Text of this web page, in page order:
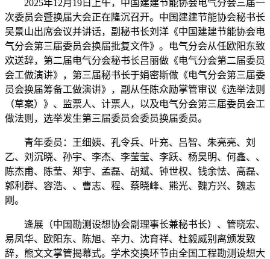
2025年12月19日上午，中国建建节能协会电气分会三届一
次委员会暨换届大会正在隆沉召开。中国建建节能协会秘书长
吴景山出席会议并讲话，副秘书长刘洋《中国建建节能协会电
气分会第三届委员会换届批复文件》。电气分会从任欧阳东致
欢送辞，第二届电气分会秘书长吕丽做《电气分会第二届委员
会工做演讲》，第三届秘书长于娟密斯做《电气分会第三届委
员会换届筹备工做演讲》，副从任陈众励掌管审议《选举法则
（草案）》、监票人、计票人，以及电气分会第三届委员会工
做法则，选举发生第三届委员会委员换届委员。
青年委员：王细姨、孔令兵、叶充、吕智、朱亮亮、刘
乙、刘沉晓、孙宇、李杰、李莹莹、李跃、杨昊明、何鑫、、
陈杰甫、陈莹、郑宇、孟磊、胡斌、钟世权、钱余怯、高磊、
郭利群、容浩、、曹志、程、蔡晓峰、熊光、魏方兴、魏志
刚。
逄展（中国勘测设想协会副理事长兼秘书长）、管晓宏、
易凤华、欧阳东、陈旭、辛力、沈育祥、杜毅威别离颁发致
辞，熊文文掌管揭幕式。学术交换环节由全国工程勘测设想大